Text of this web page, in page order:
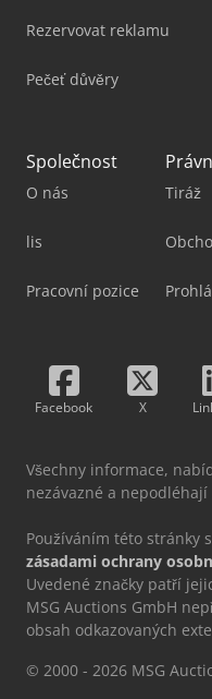
Rezervovat reklamu
Pečeť důvěry
Společnost
O nás
lis
Pracovní pozice
Tiráž
Facebook X
Všechny informace,
nezávazné a
Používáním této stránky
zásadami ochrany
Uvedené značky patří
MSG Auctions GmbH
obsah odkazovaných
© 2000 - 2026 MSG